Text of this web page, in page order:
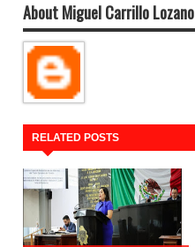
About Miguel Carrillo Lozano
RELATED POSTS